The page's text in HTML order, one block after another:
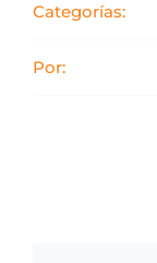
Categorías:
Por: